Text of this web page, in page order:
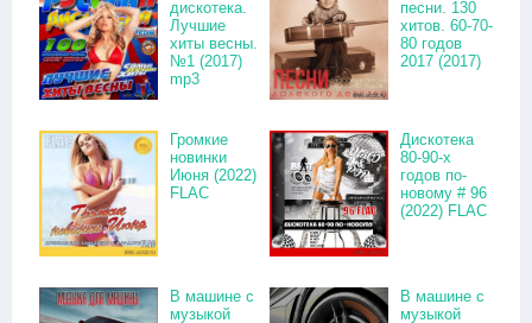
дискотека.
Лучшие
хиты весны.
№1 (2017)
mp3
песни. 130
хитов. 60-70-
80 годов
2017 (2017)
Громкие
новинки
Июня (2022)
FLAC
Дискотека
80-90-х
годов по-
новому # 96
(2022) FLAC
В машине с
музыкой
В машине с
музыкой